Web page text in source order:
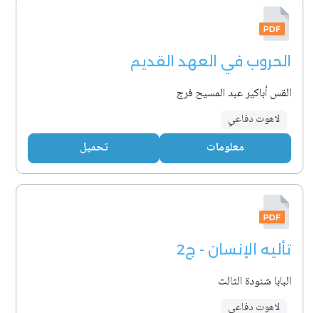
الحروب في العهد القديم
القس أباكير عبد المسيح فرج
لاهوت دفاعي
معلومات تحميل
تأليه الإنسان - ج2
البابا شنودة الثالث
لاهوت دفاعي